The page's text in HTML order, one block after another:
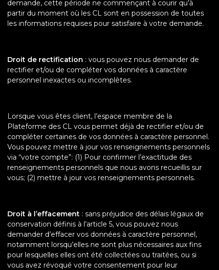
demande, cette période ne commençant à courir qu’à
partir du moment où les CL sont en possession de toutes
les informations requises pour satisfaire à votre demande.
Droit de rectification : vous pouvez nous demander de
rectifier et/ou de compléter vos données à caractère
personnel inexactes ou incomplètes.
Lorsque vous êtes client, l’espace membre de la
Plateforme des CL vous permet déjà de rectifier et/ou de
compléter certaines de vos données à caractère personnel.
Vous pouvez mettre à jour vos renseignements personnels
via “votre compte”: (1) Pour confirmer l’exactitude des
renseignements personnels que nous avons recueillis sur
vous; (2) mettre à jour vos renseignements personnels.
Droit à l’effacement : sans préjudice des délais légaux de
conservation définis à l’article 5, vous pouvez nous
demander d’effacer vos données à caractère personnel,
notamment lorsqu’elles ne sont plus nécessaires aux fins
pour lesquelles elles ont été collectées ou traitées, ou si
vous avez révoqué votre consentement pour leur